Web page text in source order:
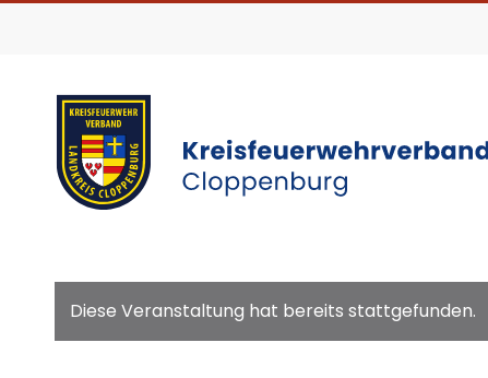
Diese Veranstaltung hat bereits stattgefunden.